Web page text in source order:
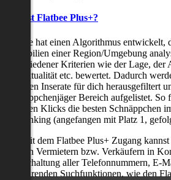
Was ist Flatbee Plus+?
Flatbee hat einen Algorithmus entwickelt,
Immobilien einer Region/Umgebung
verschiedener Kriterien wie der Lage, der
der Aktualität etc. bewertet. Dadurch
neuesten Inserate für dich herausgefiltert
Schnäppchenjäger Bereich aufgelistet.
wenigen Klicks die besten Schnäppchen
als Ranking (angefangen mit Platz 1,
Nur mit dem Flatbee Plus+ Zugang
mit den Vermietern bzw. Verkäufern in
(Freischaltung aller Telefonnummern, E-
zeitsparenden Suchfunktionen, wie den